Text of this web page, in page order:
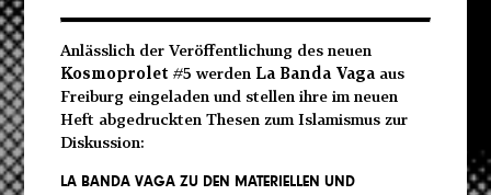
Anlässlich der Veröffentlichung des neuen
Kosmoprolet #5 werden La Banda Vagaaus
Freiburg eingeladen und stellen ihre im neuen
Heft abgedruckten Thesen zum Islamismus zur
Diskussion:
LA BANDA VAGAZU DEN MATERIELLEN UND